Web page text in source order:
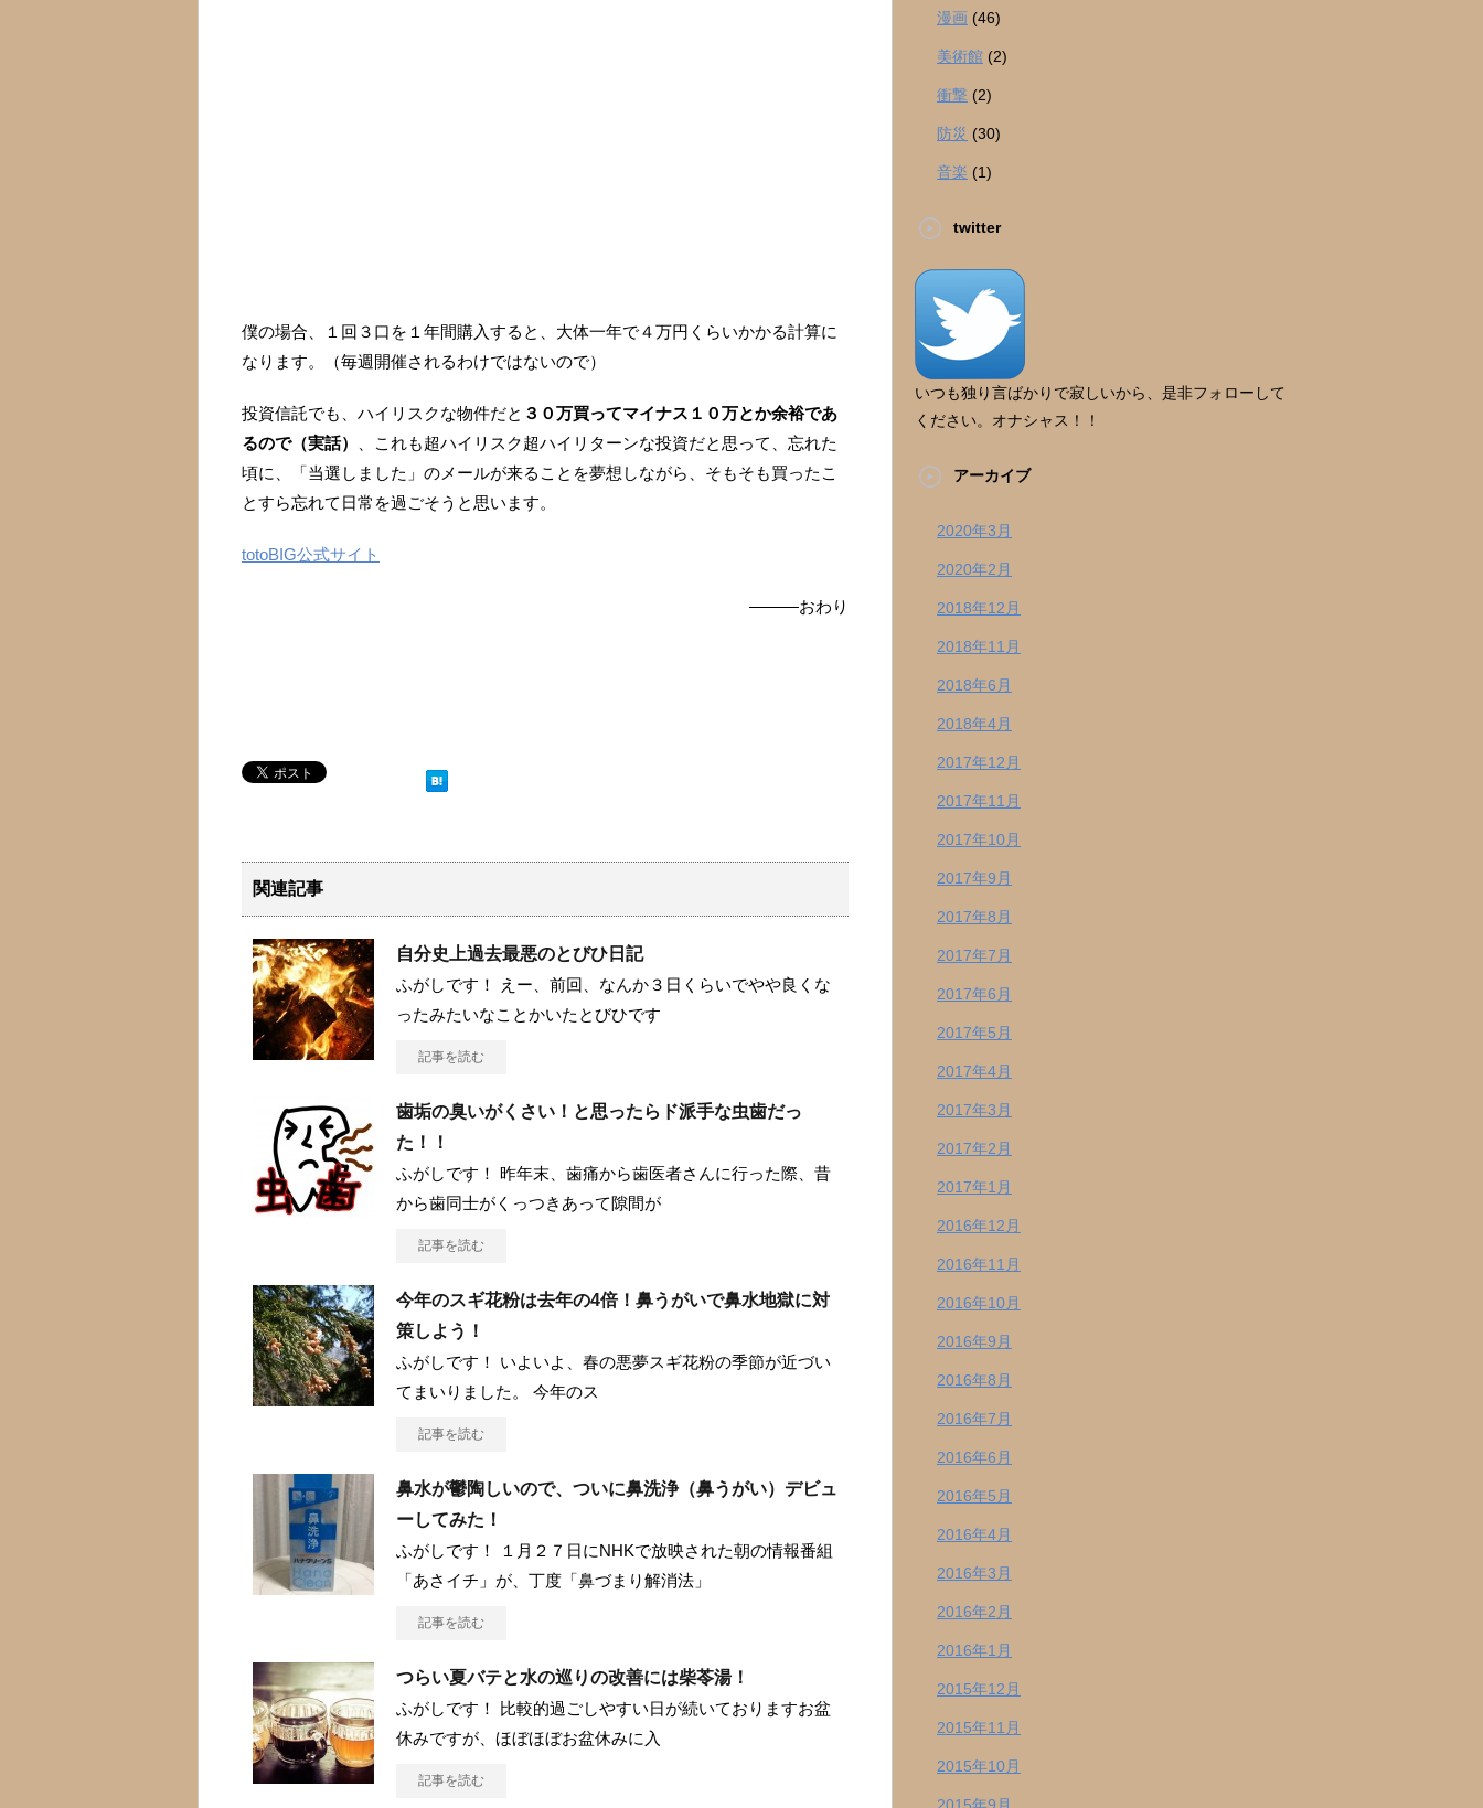
僕の場合、１回３口を１年間購入すると、大体一年で４万円くらいかかる計算に
なります。（毎週開催されるわけではないので）
投資信託でも、ハイリスクな物件だと ３０万買ってマイナス１０万とか余裕であ
るので（実話）
、これも超ハイリスク超ハイリターンな投資だと思って、忘れた
頃に、「当選しました」のメールが来ることを夢想しながら、そもそも買ったこ
とすら忘れて日常を過ごそうと思います。
totoBIG公式サイト
―――おわり
関連記事
自分史上過去最悪のとびひ日記
ふがしです！ えー、前回、なんか３日くらいでやや良くな
ったみたいなことかいたとびひです
記事を読む
歯垢の臭いがくさい！と思ったらド派手な虫歯だっ
た！！
ふがしです！ 昨年末、歯痛から歯医者さんに行った際、昔
から歯同士がくっつきあって隙間が
記事を読む
今年のスギ花粉は去年の4倍！鼻うがいで鼻水地獄に対
策しよう！
ふがしです！ いよいよ、春の悪夢スギ花粉の季節が近づい
てまいりました。 今年のス
記事を読む
鼻水が鬱陶しいので、ついに鼻洗浄（鼻うがい）デビュ
ーしてみた！
ふがしです！ １月２７日にNHKで放映された朝の情報番組
「あさイチ」が、丁度「鼻づまり解消法」
記事を読む
つらい夏バテと水の巡りの改善には柴苓湯！
ふがしです！ 比較的過ごしやすい日が続いておりますお盆
休みですが、ほぼほぼお盆休みに入
記事を読む
漫画 (46)
美術館 (2)
衝撃 (2)
防災 (30)
音楽 (1)
twitter
いつも独り言ばかりで寂しいから、是非フォローして
ください。オナシャス！！
アーカイブ
2020年3月
2020年2月
2018年12月
2018年11月
2018年6月
2018年4月
2017年12月
2017年11月
2017年10月
2017年9月
2017年8月
2017年7月
2017年6月
2017年5月
2017年4月
2017年3月
2017年2月
2017年1月
2016年12月
2016年11月
2016年10月
2016年9月
2016年8月
2016年7月
2016年6月
2016年5月
2016年4月
2016年3月
2016年2月
2016年1月
2015年12月
2015年11月
2015年10月